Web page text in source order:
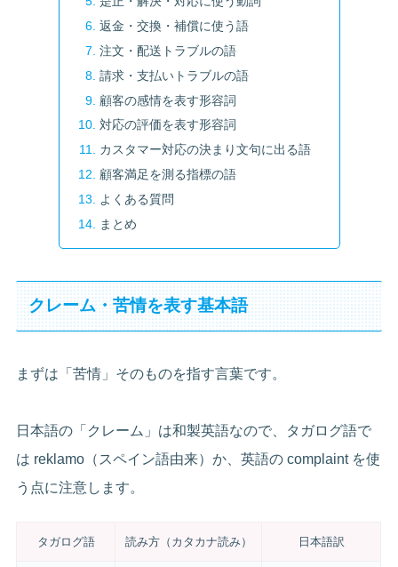
返金・交換・補償に使う語
注文・配送トラブルの語
請求・支払いトラブルの語
顧客の感情を表す形容詞
対応の評価を表す形容詞
カスタマー対応の決まり文句に出る語
顧客満足を測る指標の語
よくある質問
まとめ
クレーム・苦情を表す基本語
まずは「苦情」そのものを指す言葉です。
日本語の「クレーム」は和製英語なので、タガログ語で
は reklamo（スペイン語由来）か、英語の complaint を使
う点に注意します。
タガログ語 読み方（カタカナ読み） 日本語訳